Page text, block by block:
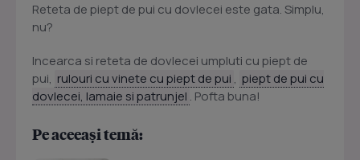
Reteta de piept de pui cu dovlecei este gata. Simplu,
nu?
Incearca si reteta de dovlecei umpluti cu piept de
pui, rulouri cu vinete cu piept de pui , piept de pui cu
dovlecei, lamaie si patrunjel . Pofta buna!
Pe aceeași temă: